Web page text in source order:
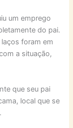
um emprego
do pai.
foram em
a situação,
que seu pai
local que se